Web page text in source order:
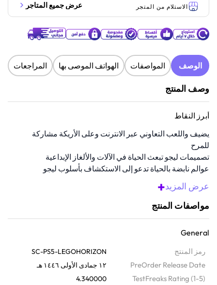
الاستلام من المتجر عرض جميع المتاجر
الوصف المواصفات الهواتف الموصى بها المراجعات
وصف المنتج
أبرز النقاط
يضيف واللعب التعاوني عبر الانترنت وعلى الأريكة مشاركة
للمرح
تصميمات ليجو تبعث الحياة في الآلات والألغاز الإبداعية
عوالم نابضة بالحياة تدعو إلى الاستكشاف بأسلوب ليجو
الحقيقي
أدوات مثيرة وباور أبس تزيد من زخم القتال سريع الوتيرة
متوافقة مع بلاي ستيشن 5
عرض المزيد+
مواصفات المنتج
General
رمز المنتج SC-PS5-LEGOHORIZON
PreOrder Release Date ١٢ جمادى الأولى ١٤٤٦ هـ
TestFreaks Rating (1-5)
4.340000